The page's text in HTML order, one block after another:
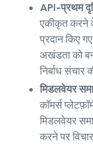
API-प्रथम
एकीकृत करने के
प्रदान किए
अखंडता को
निर्बाध संचार
मिडलवेयर
कॉमर्स
मिडलवेयर
करने पर